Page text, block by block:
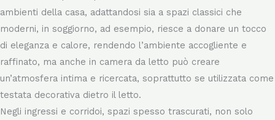
La boiserie si presta perfettamente a valorizzare vari
ambienti della casa, adattandosi sia a spazi classici che
moderni, in soggiorno, ad esempio, riesce a donare un tocco
di eleganza e calore, rendendo l’ambiente accogliente e
raffinato, ma anche in camera da letto può creare
un’atmosfera intima e ricercata, soprattutto se utilizzata come
testata decorativa dietro il letto.